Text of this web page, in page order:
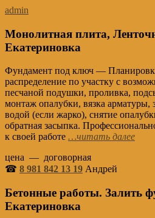
admin
Монолитная плита,
Екатериновка
Фундамент под ключ —
распределение по участку с
песчаной подушки, проливка,
монтаж опалубки, вязка арматуры,
водой (если жарко), снятие
обратная засыпка.
к своей работе …читать далее
цена — договорная
☎ 8 981 842 13 19 Андрей
Бетонные работы. Залить
Екатериновка